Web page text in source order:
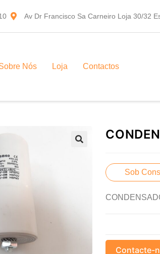
Av Dr Francisco Sa Carneiro Loja 30/32
Nós Loja Contactos
Sob
Contacte-